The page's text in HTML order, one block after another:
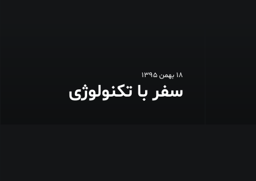
18 بهمن 1395
سفر با تکنولوژی